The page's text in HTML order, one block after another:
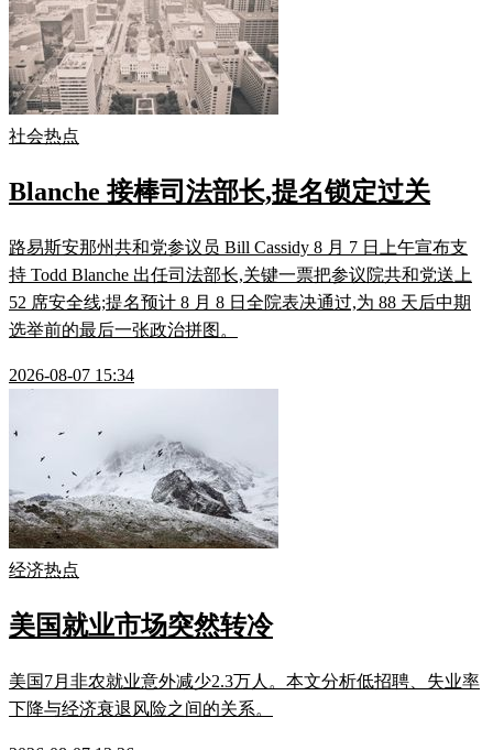
社会热点
Blanche 接棒司法部长,提名锁定过关
路易斯安那州共和党参议员 Bill Cassidy 8 月 7 日上午宣布支
持 Todd Blanche 出任司法部长,关键一票把参议院共和党送上
52 席安全线;提名预计 8 月 8 日全院表决通过,为 88 天后中期
选举前的最后一张政治拼图。
2026-08-07 15:34
经济热点
美国就业市场突然转冷
美国7月非农就业意外减少2.3万人。本文分析低招聘、失业率
下降与经济衰退风险之间的关系。